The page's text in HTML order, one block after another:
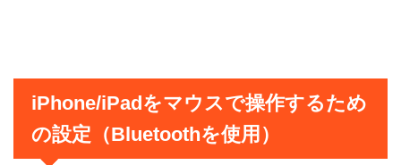
iPhone/iPadをマウスで操作するため
の設定（Bluetoothを使用）